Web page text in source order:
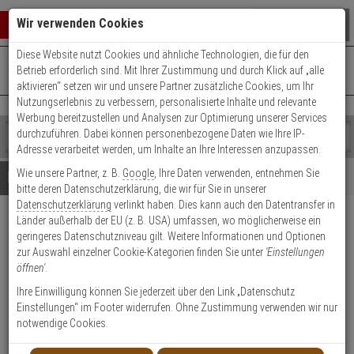
Warenkorb schließen
0 ARTIKEL IM WARENKORB
Ihr Warenkorb ist momentan leer.
Ergebnisse ()
Fertig
Shop
durchsuchen
Bitte
geben
Sie
mindestens
Zeichen
ein,
um
Suche
Es
wurde
noch
Kategorien
Suche
gestartet
+49 (0)821 899 493-0Mo. - Do.: 8:00 - 16:30 | Fr.: 8:00 - 14:00 Uhr
Kontaktservice nutzen
Details Beratung
Burg Wächter Einsatz 8
aus schlagfestem Kunststoff
Produktmerkmale Lagerabverkauf
Wir verwenden Cookies
Diese Website nutzt Cookies und ähnliche Technologien, die für den
Betrieb erforderlich sind. Mit Ihrer Zustimmung und durch Klick auf „alle
aktivieren“ setzen wir und unsere Partner zusätzliche Cookies, um Ihr
Nutzungserlebnis zu verbessern, personalisierte Inhalte und relevante
Werbung bereitzustellen und Analysen zur Optimierung unserer Services
durchzuführen. Dabei können personenbezogene Daten wie Ihre IP-
Adresse verarbeitet werden, um Inhalte an Ihre Interessen anzupassen.
Wie unsere Partner, z. B. Google , Ihre Daten verwenden, entnehmen Sie
bitte deren Datenschutzerklärung, die wir für Sie in unserer
Datenschutzerklärung verlinkt haben. Dies kann auch den Datentransfer in
Länder außerhalb der EU (z. B. USA) umfassen, wo möglicherweise ein
geringeres Datenschutzniveau gilt. Weitere Informationen und Optionen
zur Auswahl einzelner Cookie-Kategorien finden Sie unter 'Einstellungen
öffnen'.
Ihre Einwilligung können Sie jederzeit über den Link „Datenschutz
Einstellungen“ im Footer widerrufen. Ohne Zustimmung verwenden wir nur
notwendige Cookies.